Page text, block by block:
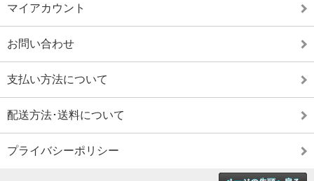
マイアカウント
お問い合わせ
支払い方法について
配送方法･送料について
プライバシーポリシー